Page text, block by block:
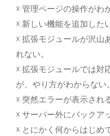
☓ 管理ページの操作がわ
☓ 新しい機能を追加した
☓ 拡張モジュールが沢山
れない。
☓ 拡張モジュールでは対
が、やり方がわからない。
☓ 突然エラーが表示され
☓ サーバー外にバックア
☓ とにかく何からはじめ